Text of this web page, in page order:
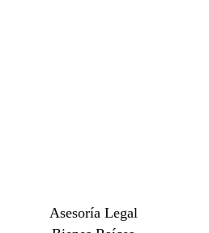
Asesoría Legal